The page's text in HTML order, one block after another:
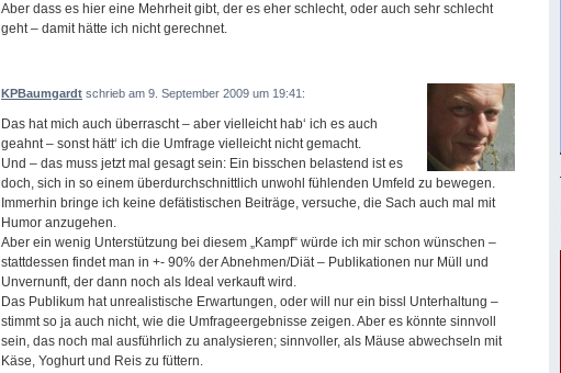
Aber dass es hier eine Mehrheit gibt, der es eher schlecht, oder auch sehr schlecht
geht – damit hätte ich nicht gerechnet.
KPBaumgardt schrieb am 9. September 2009 um 19:41:
Das hat mich auch überrascht – aber vielleicht hab‘ ich es auch
geahnt – sonst hätt‘ ich die Umfrage vielleicht nicht gemacht.
Und – das muss jetzt mal gesagt sein: Ein bisschen belastend ist es
doch, sich in so einem überdurchschnittlich unwohl fühlenden Umfeld zu bewegen.
Immerhin bringe ich keine defätistischen Beiträge, versuche, die Sach auch mal mit
Humor anzugehen.
Aber ein wenig Unterstützung bei diesem „Kampf“ würde ich mir schon wünschen –
stattdessen findet man in +- 90% der Abnehmen/Diät – Publikationen nur Müll und
Unvernunft, der dann noch als Ideal verkauft wird.
Das Publikum hat unrealistische Erwartungen, oder will nur ein bissl Unterhaltung –
stimmt so ja auch nicht, wie die Umfrageergebnisse zeigen. Aber es könnte sinnvoll
sein, das noch mal ausführlich zu analysieren; sinnvoller, als Mäuse abwechseln mit
Käse, Yoghurt und Reis zu füttern.